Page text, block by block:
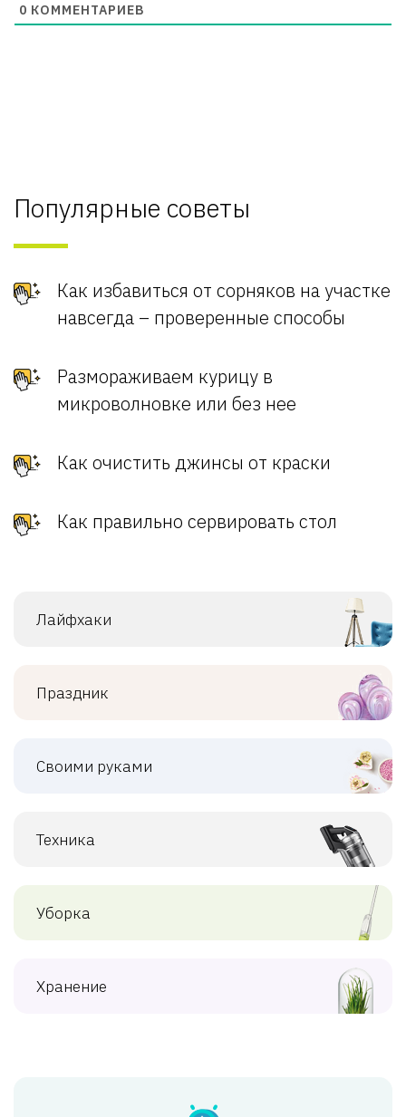
0 КОММЕНТАРИЕВ
Популярные советы
Как избавиться от сорняков на участке
навсегда – проверенные способы
Размораживаем курицу в
микроволновке или без нее
Как очистить джинсы от краски
Как правильно сервировать стол
Лайфхаки
Праздник
Своими руками
Техника
Уборка
Хранение